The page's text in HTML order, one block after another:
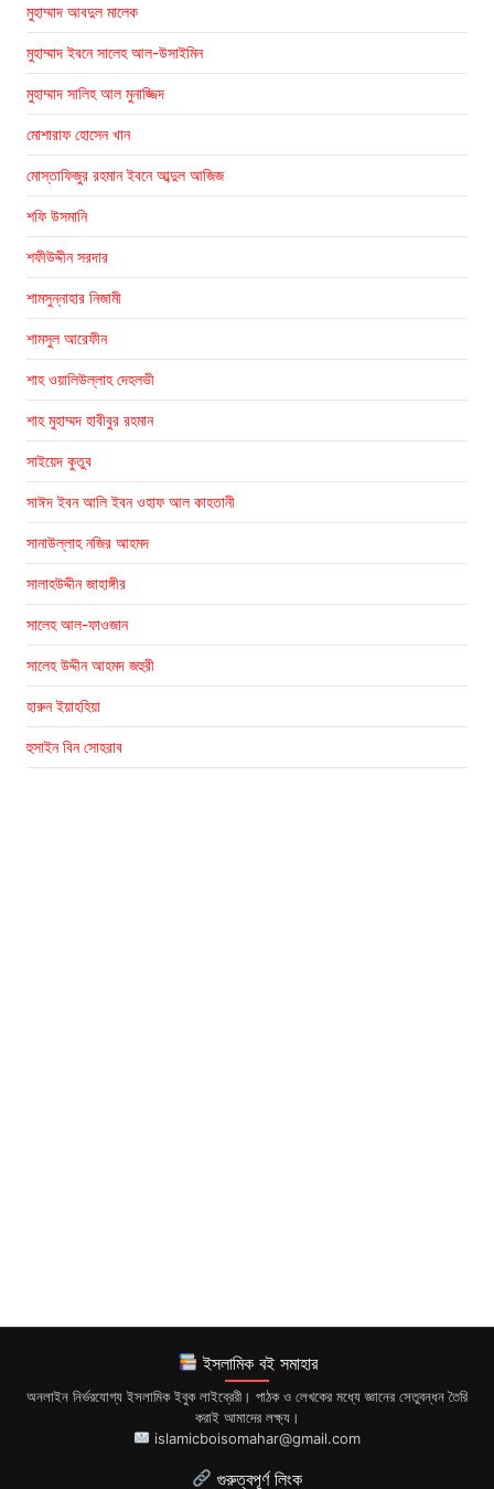
মুহাম্মাদ আবদুল মালেক
মুহাম্মাদ ইবনে সালেহ আল-উসাইমিন
মুহাম্মাদ সালিহ আল মুনাজ্জিদ
মোশারাফ হোসেন খান
মোস্তাফিজুর রহমান ইবনে আব্দুল আজিজ
শফি উসমানি
শফীউদ্দীন সরদার
শামসুন্নাহার নিজামী
শামসুল আরেফীন
শাহ ওয়ালিউল্লাহ দেহলভী
শাহ মুহাম্মদ হাবীবুর রহমান
সাইয়েদ কুতুব
সাঈদ ইবন আলি ইবন ওহাফ আল কাহতানী
সানাউল্লাহ নজির আহমদ
সালাহউদ্দীন জাহাঙ্গীর
সালেহ আল-ফাওজান
সালেহ উদ্দীন আহমদ জহুরী
হারুন ইয়াহহিয়া
হুসাইন বিন সোহরাব
ইসলামিক বই সমাহার
অনলাইন নির্ভরযোগ্য ইসলামিক ইবুক লাইব্রেরী। পাঠক ও লেখকের মধ্যে জ্ঞানের সেতুবন্ধন তৈরি
করাই আমাদের লক্ষ্য।
islamicboisomahar@gmail.com
গুরুত্বপূর্ণ লিংক